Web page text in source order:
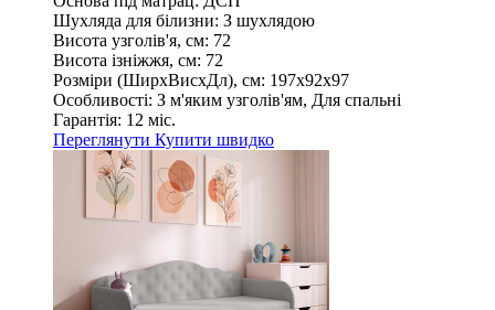
Шухляда для білизни: З шухлядою
Висота узголів'я, см: 72
Висота ізніжжя, см: 72
Розміри (ШирxВисxДл), см: 197х92х97
Особливості: З м'яким узголів'ям, Для спальні
Гарантія: 12 міс.
Переглянути Купити швидко